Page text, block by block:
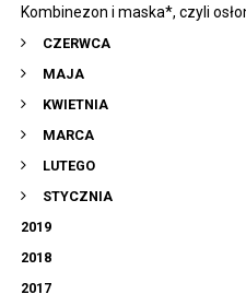
Kombinezon i maska*, czyli
CZERWCA
MAJA
KWIETNIA
MARCA
LUTEGO
STYCZNIA
2019
2018
2017